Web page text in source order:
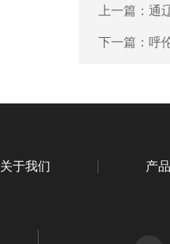
上一篇： 通
下一篇： 呼
关于我们 产